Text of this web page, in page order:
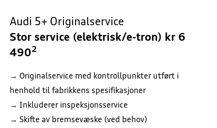
Audi 5+ Originalservice
Stor service (elektrisk/e-tron) kr 6
4902
→ Originalservice med kontrollpunkter utført i
henhold til fabrikkens spesifikasjoner
→ Inkluderer inspeksjonsservice
→ Skifte av bremsevæske (ved behov)